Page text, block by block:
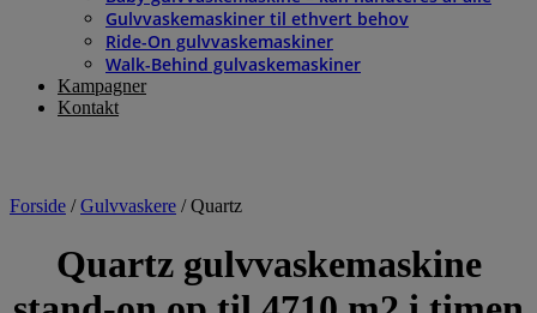
Gulvvaskemaskiner til ethvert behov
Ride-On gulvvaskemaskiner
Walk-Behind gulvaskemaskiner
Kampagner
Kontakt
Forside /Gulvvaskere / Quartz
Quartz gulvvaskemaskine